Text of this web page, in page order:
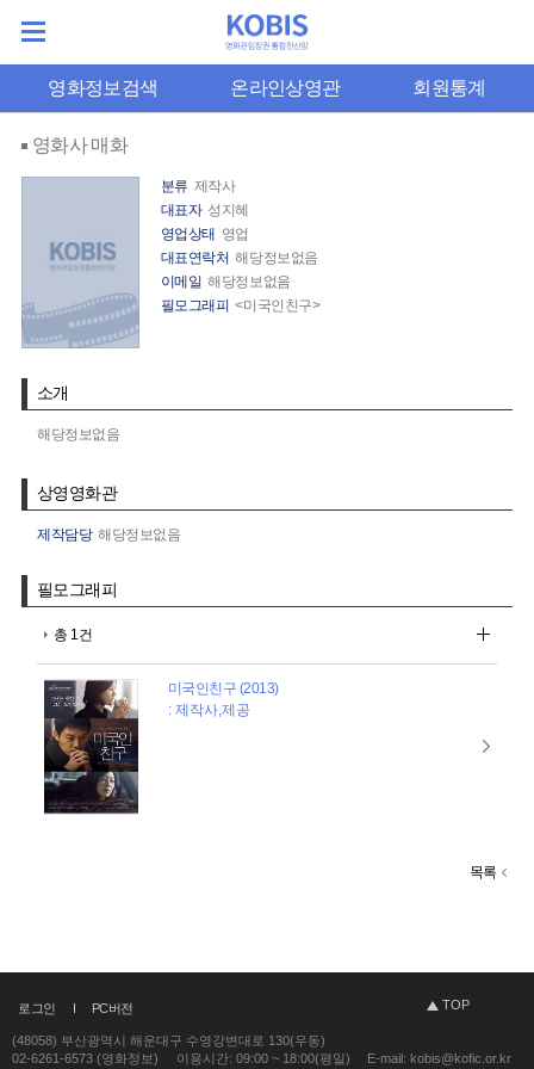
영화정보검색 온라인상영관 회원통계
영화사 매화
분류 제작사
대표자 성지혜
영업상태 영업
대표연락처 해당정보없음
이메일 해당정보없음
필모그래피 <미국인친구>
소개
해당정보없음
상영영화관
제작담당 해당정보없음
필모그래피
총 1건
미국인친구 (2013)
: 제작사,제공
목록
로그인 PC버전 TOP
(48058) 부산광역시 해운대구 수영강변대로 130(우동)
02-6261-6573 (영화정보)
이용시간: 09:00 ~ 18:00(평일) E-mail: kobis@kofic.or.kr